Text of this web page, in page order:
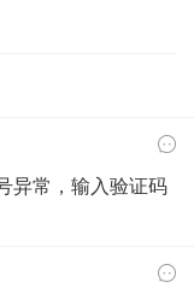
异常，输入验证码